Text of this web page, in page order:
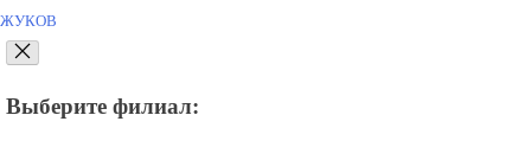
ЖУКОВ
Выберите филиал: